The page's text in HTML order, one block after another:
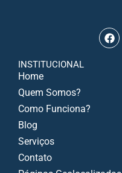
INSTITUCIONAL
Home
Quem Somos?
Como Funciona?
Blog
Serviços
Contato